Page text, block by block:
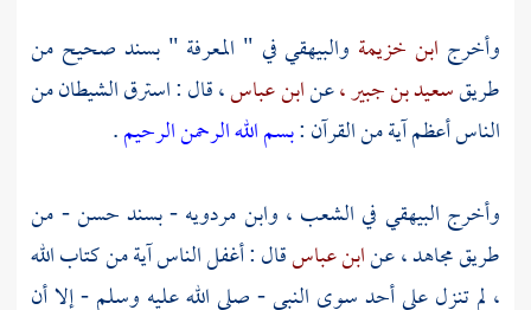
وأخرج ابن خزيمة والبيهقيفي " المعرفة " بسند صحيح من
طريقسعيد بن جبير ،عنابن عباس، قال : استرق الشيطان من
الناس أعظم آية من القرآن :بسم الله الرحمن الرحيم.
وأخرج البيهقي في الشعب ، وابن مردويه- بسند حسن - من
طريقمجاهد ،عنابن عباسقال : أغفل الناس آية من كتاب الله
، لم تنزل على أحد سوى النبي - صلى الله عليه وسلم - إلا أن